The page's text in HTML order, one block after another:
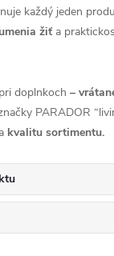
každý jeden
žiť a
doplnkoch –
PARADOR
kvalitu sortimentu.